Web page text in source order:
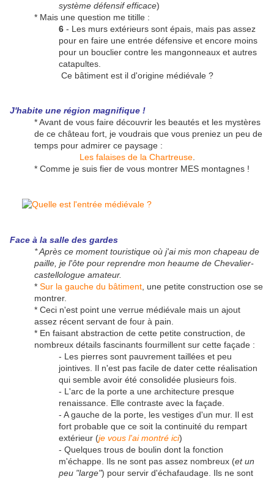
système défensif efficace)
* Mais une question me titille :
6 - Les murs extérieurs sont épais, mais pas assez
pour en faire une entrée défensive et encore moins
pour un bouclier contre les mangonneaux et autres
catapultes.
Ce bâtiment est il d'origine médiévale ?
J'habite une région magnifique !
* Avant de vous faire découvrir les beautés et les mystères
de ce château fort, je voudrais que vous preniez un peu de
temps pour admirer ce paysage :
Les falaises de la Chartreuse.
* Comme je suis fier de vous montrer MES montagnes !
Face à la salle des gardes
* Après ce moment touristique où j'ai mis mon chapeau de
paille, je l'ôte pour reprendre mon heaume de Chevalier-
castellologue amateur.
* Sur la gauche du bâtiment , une petite construction ose se
montrer.
* Ceci n'est point une verrue médiévale mais un ajout
assez récent servant de four à pain.
* En faisant abstraction de cette petite construction, de
nombreux détails fascinants fourmillent sur cette façade :
- Les pierres sont pauvrement taillées et peu
jointives. Il n'est pas facile de dater cette réalisation
qui semble avoir été consolidée plusieurs fois.
- L'arc de la porte a une architecture presque
renaissance. Elle contraste avec la façade.
- A gauche de la porte, les vestiges d'un mur. Il est
fort probable que ce soit la continuité du rempart
extérieur (je vous l'ai montré ici)
- Quelques trous de boulin dont la fonction
m'échappe. Ils ne sont pas assez nombreux (et un
peu "large") pour servir d'échafaudage. Ils ne sont